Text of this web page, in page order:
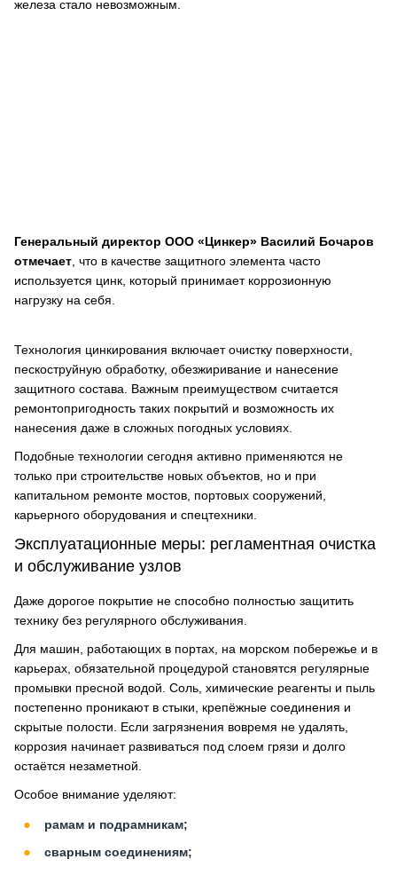
железа стало невозможным.
Генеральный директор ООО «Цинкер» Василий Бочаров
отмечает , что в качестве защитного элемента часто
используется цинк, который принимает коррозионную
нагрузку на себя.
Технология цинкирования включает очистку поверхности,
пескоструйную обработку, обезжиривание и нанесение
защитного состава. Важным преимуществом считается
ремонтопригодность таких покрытий и возможность их
нанесения даже в сложных погодных условиях.
Подобные технологии сегодня активно применяются не
только при строительстве новых объектов, но и при
капитальном ремонте мостов, портовых сооружений,
карьерного оборудования и спецтехники.
Эксплуатационные меры: регламентная очистка
и обслуживание узлов
Даже дорогое покрытие не способно полностью защитить
технику без регулярного обслуживания.
Для машин, работающих в портах, на морском побережье и в
карьерах, обязательной процедурой становятся регулярные
промывки пресной водой. Соль, химические реагенты и пыль
постепенно проникают в стыки, крепёжные соединения и
скрытые полости. Если загрязнения вовремя не удалять,
коррозия начинает развиваться под слоем грязи и долго
остаётся незаметной.
Особое внимание уделяют:
рамам и подрамникам;
сварным соединениям;